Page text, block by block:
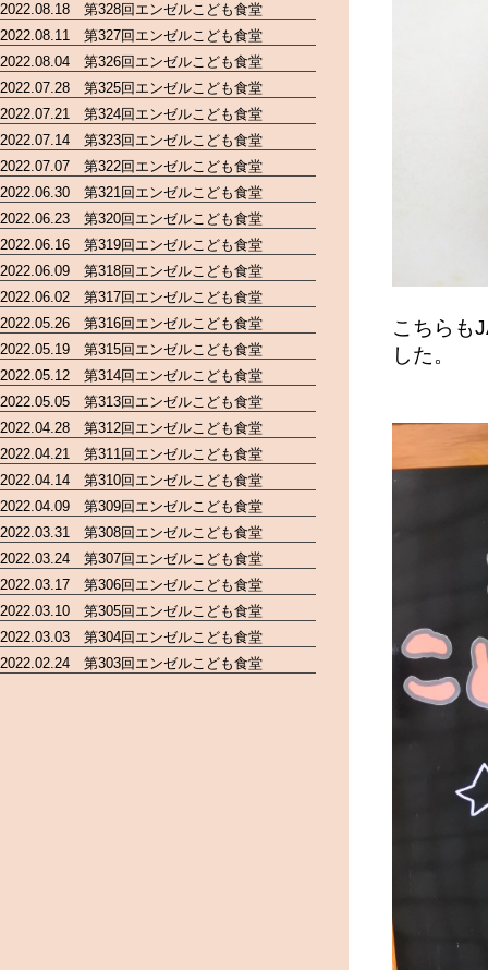
こちらも
した。
2022.08.18 第328回エンゼルこども食堂
2022.08.11 第327回エンゼルこども食堂
2022.08.04 第326回エンゼルこども食堂
2022.07.28 第325回エンゼルこども食堂
2022.07.21 第324回エンゼルこども食堂
2022.07.14 第323回エンゼルこども食堂
2022.07.07 第322回エンゼルこども食堂
2022.06.30 第321回エンゼルこども食堂
2022.06.23 第320回エンゼルこども食堂
2022.06.16 第319回エンゼルこども食堂
2022.06.09 第318回エンゼルこども食堂
2022.06.02 第317回エンゼルこども食堂
2022.05.26 第316回エンゼルこども食堂
2022.05.19 第315回エンゼルこども食堂
2022.05.12 第314回エンゼルこども食堂
2022.05.05 第313回エンゼルこども食堂
2022.04.28 第312回エンゼルこども食堂
2022.04.21 第311回エンゼルこども食堂
2022.04.14 第310回エンゼルこども食堂
2022.04.09 第309回エンゼルこども食堂
2022.03.31 第308回エンゼルこども食堂
2022.03.24 第307回エンゼルこども食堂
2022.03.17 第306回エンゼルこども食堂
2022.03.10 第305回エンゼルこども食堂
2022.03.03 第304回エンゼルこども食堂
2022.02.24 第303回エンゼルこども食堂